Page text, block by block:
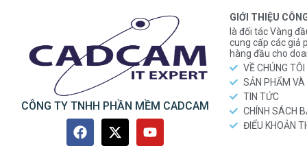
CÔNG TY TNHH PHẦN MỀM CADCAM
GIỚI THIỆU
là đối tác Vàng
cung cấp các giả
hàng đầu cho
VỀ CHÚNG TÔI
SẢN PHẨM VÀ
TIN TỨC
CHÍNH SÁCH
ĐIỂU KHOẢN